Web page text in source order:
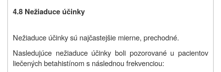
4.8 Nežiaduce účinky
Nežiaduce účinky sú najčastejšie mierne, prechodné.
Nasledujúce nežiaduce účinky boli pozorované u pacientov
liečených betahistínom s následnou frekvenciou: